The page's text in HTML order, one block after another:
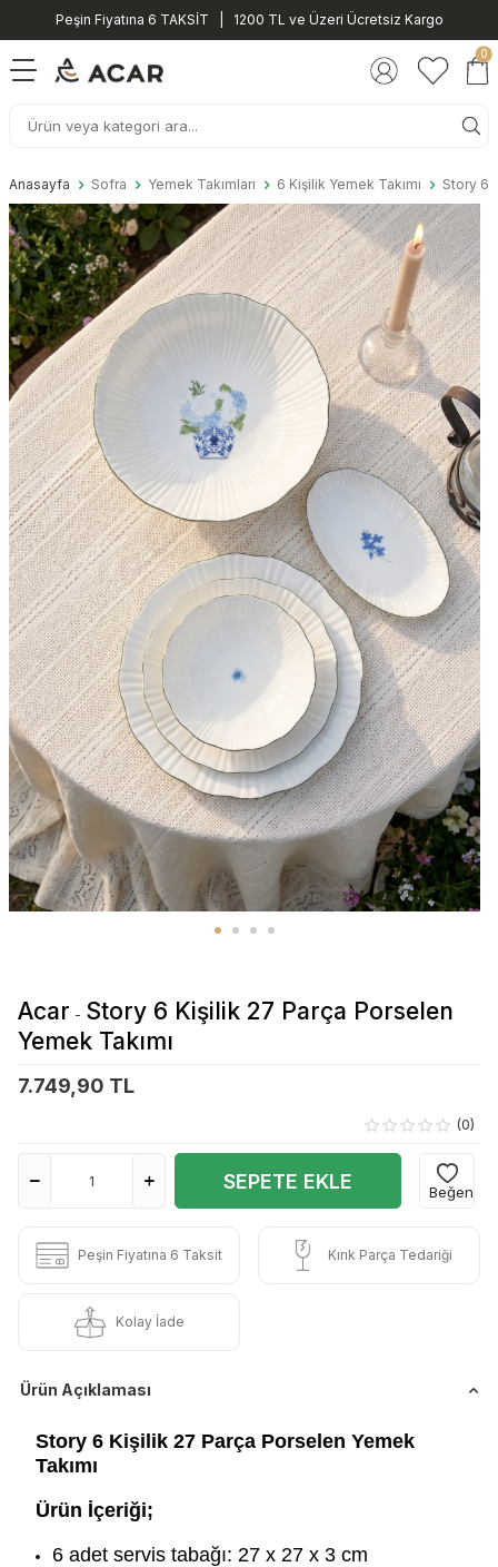
Peşin Fiyatına 6 TAKSİT | 1200 TL ve Üzeri Ücretsiz Kargo
0
Anasayfa Sofra Yemek Takımları 6 Kişilik Yemek Takımı Story 6
Acar - Story 6 Kişilik 27 Parça Porselen
Yemek Takımı
7.749,90 TL
(0)
SEPETE EKLE Beğen
Peşin Fiyatına 6 Taksit Kırık Parça Tedariği
Kolay İade
Ürün Açıklaması
Story 6 Kişilik 27 Parça Porselen Yemek
Takımı
Ürün İçeriği;
6 adet servis tabağı: 27 x 27 x 3 cm